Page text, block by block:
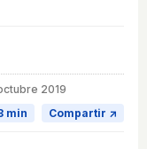
2019
min
Compartir ↗